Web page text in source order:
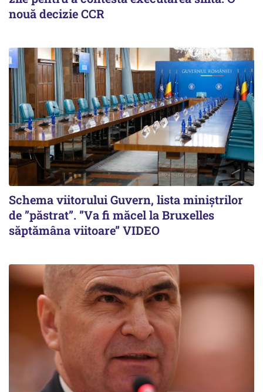
nouă decizie CCR
Schema viitorului Guvern, lista miniștrilor
de ”păstrat”. ”Va fi măcel la Bruxelles
săptămâna viitoare” VIDEO